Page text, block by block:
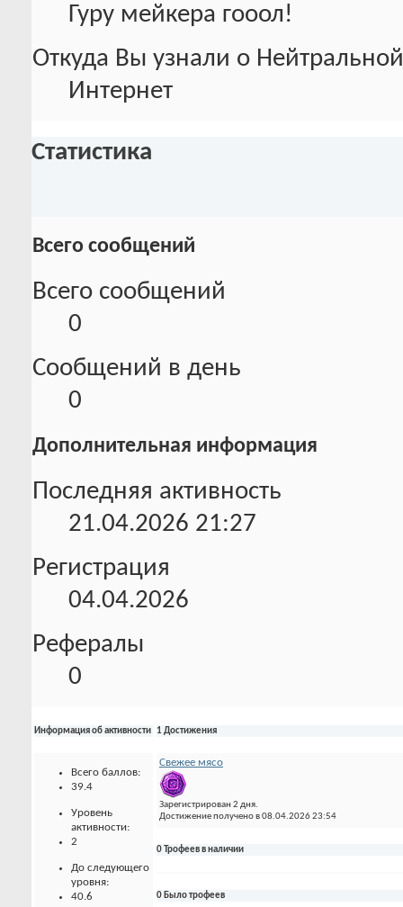
Гуру мейкера гооол!
Откуда Вы узнали о
Интернет
Статистика
Всего сообщений
Всего сообщений
0
Сообщений в день
0
Дополнительная информация
Последняя активность
21.04.2026 21:27
Регистрация
04.04.2026
Рефералы
0
Информация об активности
Всего баллов:
39.4
Уровень
активности:
2
До следующего
уровня:
40.6
1 Достижения
Свежее мясо
Зарегистрирован 2 дня.
Достижение получено в 08.04.2026 23:54
0 Трофеев в наличии
0 Было трофеев